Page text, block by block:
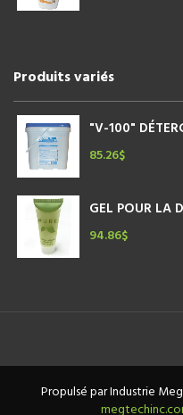
Produits variés
"V-100"
85.26$
GEL POUR LA
94.86$
Propulsé par Industrie